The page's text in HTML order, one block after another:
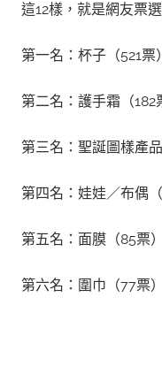
這12樣，就是網友票
第一名：杯子（521票）
第二名：護手霜（182
第三名：聖誕圖樣產品
第四名：娃娃／布偶（
第五名：面膜（85票）
第六名：圍巾（77票）